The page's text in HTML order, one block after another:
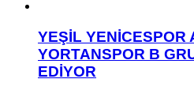
YEŞİL YENİCESPOR
YORTANSPOR B
EDİYOR